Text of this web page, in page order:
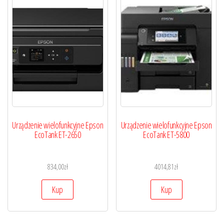
Urządzenie wielofunkcyjne Epson
EcoTank ET-2650
834,00zł
Kup
Urządzenie wielofunkcyjne Epson
EcoTank ET-5800
4014,81zł
Kup